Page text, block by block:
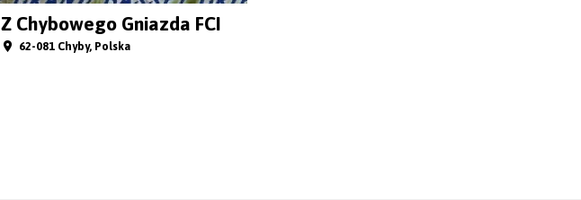
Z Chybowego Gniazda FCI
62-081 Chyby, Polska